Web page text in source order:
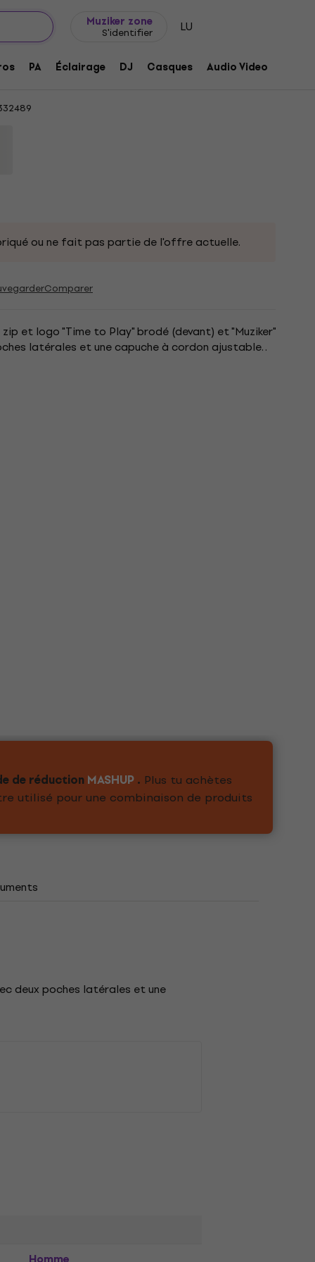
Muziker zone
S'identifier LU
PA Éclairage DJ Casques Audio Video
à capuche Grey XL
ou ne fait pas partie de l'offre actuelle.
Comparer
et logo "Time to Play" brodé (devant) et "Muziker"
latérales et une capuche à cordon ajustable. .
de réductionMASHUP. Plus tu achètes
utilisé pour une combinaison de produits
deux poches latérales et une